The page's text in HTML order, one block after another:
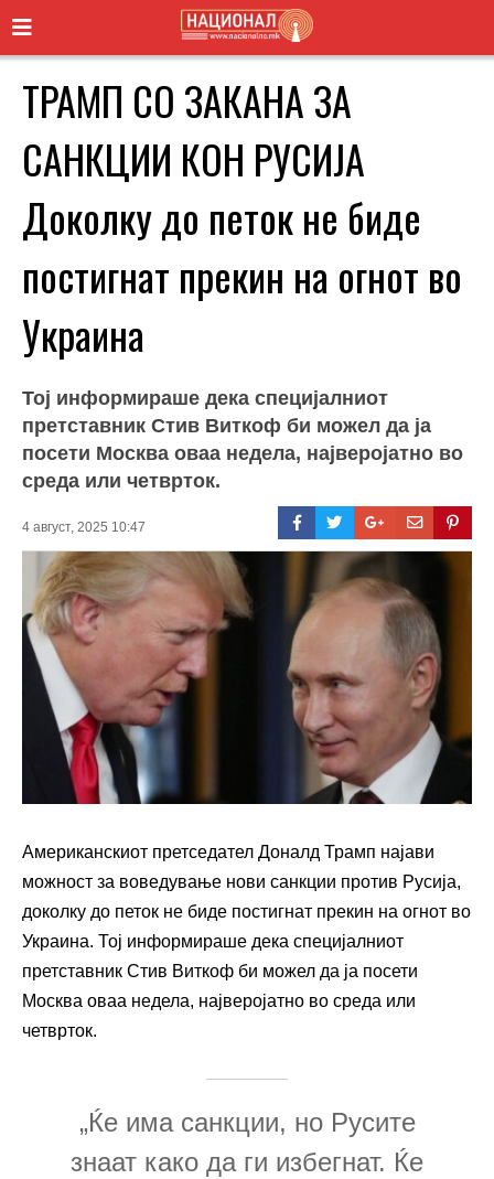
ТРАМП СО ЗАКАНА ЗА
САНКЦИИ КОН РУСИЈА
Доколку до петок не биде
постигнат прекин на огнот во
Украина
Тој информираше дека специјалниот
претставник Стив Виткоф би можел да ја
посети Москва оваа недела, најверојатно во
среда или четврток.
4 август, 2025 10:47
Американскиот претседател Доналд Трамп најави
можност за воведување нови санкции против Русија,
доколку до петок не биде постигнат прекин на огнот во
Украина. Тој информираше дека специјалниот
претставник Стив Виткоф би можел да ја посети
Москва оваа недела, најверојатно во среда или
четврток.
„Ќе има санкции, но Русите
знаат како да ги избегнат. Ќе